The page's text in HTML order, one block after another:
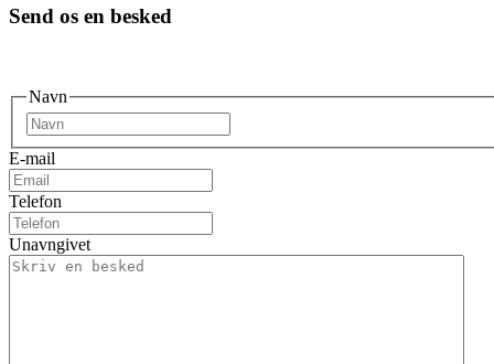
Send os en besked
Navn
E-mail
Telefon
Unavngivet